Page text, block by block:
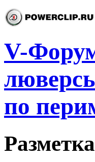
V-
по